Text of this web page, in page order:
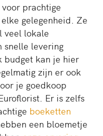
prachtige
gelegenheid. Ze
veel lokale
snelle levering
budget kan je hier
zijn er ook
je goedkoop
Er is zelfs
boeketten
een bloemetje